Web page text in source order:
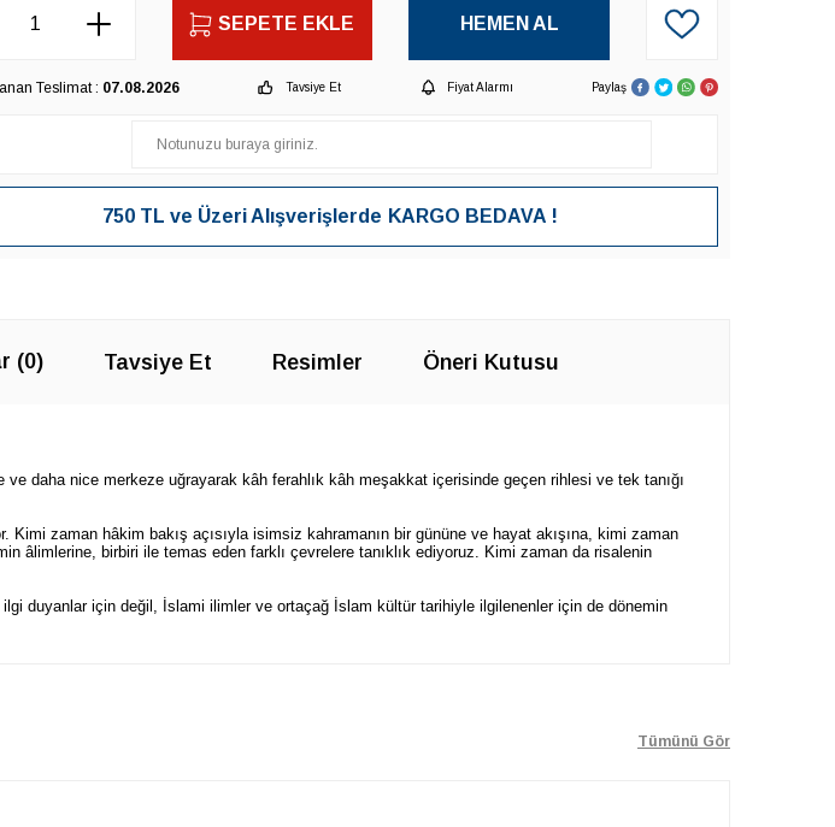
SEPETE EKLE HEMEN AL
Teslimat : 07.08.2026 Tavsiye Et Fiyat Alarmı Paylaş
750 TL ve Üzeri Alışverişlerde KARGO BEDAVA !
(0) Tavsiye Et Resimler Öneri Kutusu
ve daha nice merkeze uğrayarak kâh ferahlık kâh meşakkat içerisinde geçen rihlesi ve tek tanığı
zaman hâkim bakış açısıyla isimsiz kahramanın bir gününe ve hayat akışına, kimi zaman
âlimlerine, birbiri ile temas eden farklı çevrelere tanıklık ediyoruz. Kimi zaman da risalenin
duyanlar için değil, İslami ilimler ve ortaçağ İslam kültür tarihiyle ilgilenenler için de dönemin
Tümünü Gör